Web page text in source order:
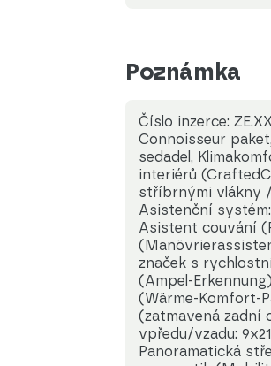
Poznámka
Číslo inzerce:
Connoisseur
sedadel,
interiérů
stříbrnými vlákny
Asistenční
Asistent couvání
značek s
(Ampel-
(Wärme-Komfort-
(zatmavená zadní
vpředu/vzadu:
Panoramatická